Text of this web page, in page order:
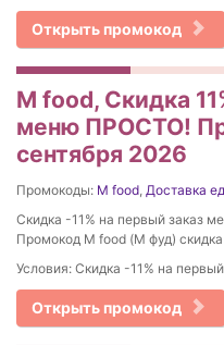
Открыть промокод
M food, Скидка
меню ПРОСТО!
сентября 2026
Промокоды: M food, Доставка
Скидка -11% на первый заказ
Промокод M food (М фуд) скидка
Условия: Скидка -11% на
Открыть промокод